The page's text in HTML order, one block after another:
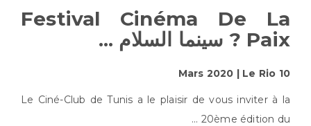
Festival Cinéma De La
Paix ? سينما السلام ...
10 Mars 2020 | Le Rio
Le Ciné-Club de Tunis a le plaisir de vous inviter à la
20ème édition du ...